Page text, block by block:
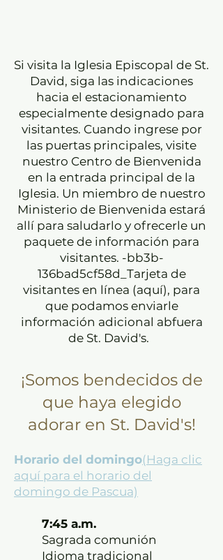
Si visita la Iglesia Episcopal de St.
David, siga las indicaciones
hacia el estacionamiento
especialmente designado para
visitantes. Cuando ingrese por
las puertas principales, visite
nuestro Centro de Bienvenida
en la entrada principal de la
Iglesia. Un miembro de nuestro
Ministerio de Bienvenida estará
allí para saludarlo y ofrecerle un
paquete de información para
visitantes. -bb3b-
136bad5cf58d_ Tarjeta de
visitantes en línea (aquí), para
que podamos enviarle
información adicional abfuera
de St. David's.
¡Somos bendecidos de
que haya elegido
adorar en St. David's!
Horario del domingo(Haga clic
aquí para el horario del
domingo de Pascua)
7:45 a.m.
Sagrada comunión
Idioma tradicional